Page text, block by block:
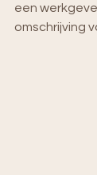
een
omschrijving